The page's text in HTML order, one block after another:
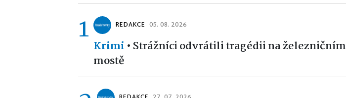
1 REDAKCE 05. 08. 2026
Krimi • Strážníci odvrátili tragédii na železničním
mostě